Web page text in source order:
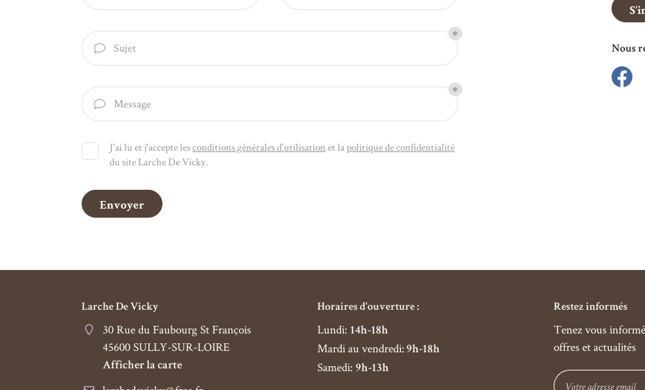
 Sujet
 Message
J'ai lu et j'accepte lesconditions générales d'utilisation et la politique de confidentialité
du site Larche De Vicky.
Envoyer
Nous
Larche De Vicky
30 Rue du Faubourg St François
45600 SULLY-SUR-LOIRE
Afficher la carte
Horaires d'ouverture :
Lundi: 14h-18h
Mardi au vendredi: 9h-18h
Samedi:9h-13h
Restez informés
Tenez vous
offres et actualités